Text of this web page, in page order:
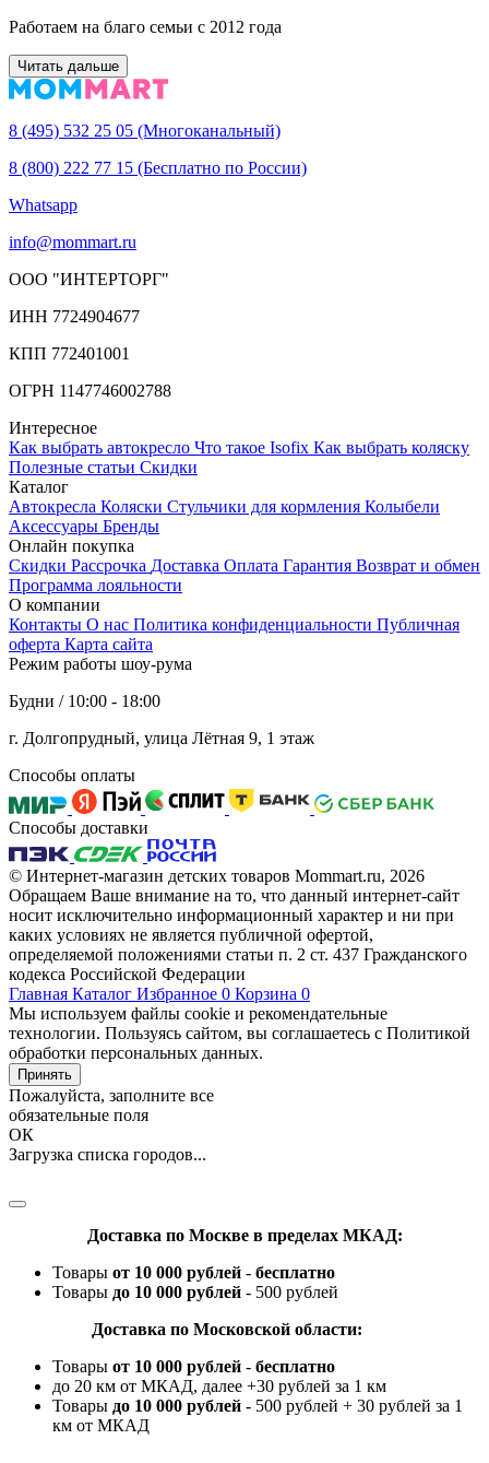
Работаем на благо семьи с 2012 года
Читать дальше
8 (495) 532 25 05 (Многоканальный)
8 (800) 222 77 15 (Бесплатно по России)
Whatsapp
info@mommart.ru
ООО "ИНТЕРТОРГ"
ИНН 7724904677
КПП 772401001
ОГРН 1147746002788
Интересное
Как выбрать автокресло Что такое Isofix Как выбрать коляску
Полезные статьи Cкидки
Каталог
Автокресла Коляски Стульчики для кормления Колыбели
Аксессуары Бренды
Онлайн покупка
Скидки Рассрочка Доставка Оплата Гарантия Возврат и обмен
Программа лояльности
О компании
Контакты О нас Политика конфиденциальности Публичная
оферта Карта сайта
Режим работы шоу-рума
Будни / 10:00 - 18:00
г. Долгопрудный, улица Лётная 9, 1 этаж
Способы оплаты
Способы доставки
© Интернет-магазин детских товаров Mommart.ru, 2026
Обращаем Ваше внимание на то, что данный интернет-сайт
носит исключительно информационный характер и ни при
каких условиях не является публичной офертой,
определяемой положениями статьи п. 2 ст. 437 Гражданского
кодекса Российской Федерации
Главная Каталог Избранное 0 Корзина 0
Мы используем файлы cookie и рекомендательные
технологии. Пользуясь сайтом, вы соглашаетесь с Политикой
обработки персональных данных.
Принять
Пожалуйста, заполните все
обязательные поля
ОК
Загрузка списка городов...
Доставка по Москве в пределах МКАД:
Товары от 10 000 рублей - бесплатно
Товары до 10 000 рублей - 500 рублей
Доставка по Московской области:
Товары от 10 000 рублей - бесплатно
до 20 км от МКАД, далее +30 рублей за 1 км
Товары до 10 000 рублей - 500 рублей + 30 рублей за 1
км от МКАД